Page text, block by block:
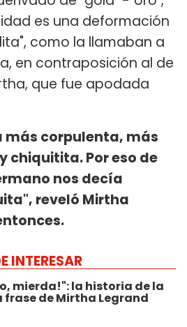
es una deformación
como la llamaban a
en contraposición al de
que fue apodada
más corpulenta, más
chiquitita. Por eso de
nos decía
reveló Mirtha
INTERESAR
mierda!": la historia de la
frase de Mirtha Legrand